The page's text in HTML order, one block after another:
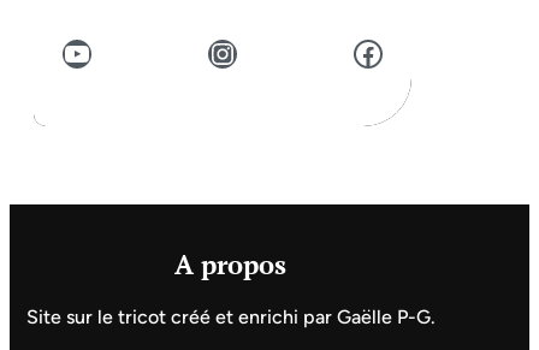
YouTube Instagram Facebook
A propos
Site sur le tricot créé et enrichi par Gaëlle P-G.